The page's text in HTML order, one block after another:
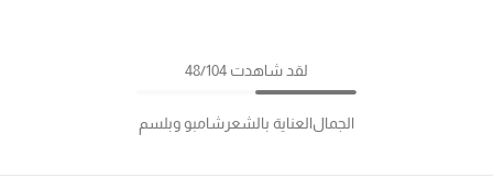
لقد شاهدت 48/104
الجمالالعناية بالشعرشامبو وبلسم